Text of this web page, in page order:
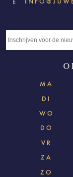
E
MA
DI
WO
DO
VR
ZA
ZO